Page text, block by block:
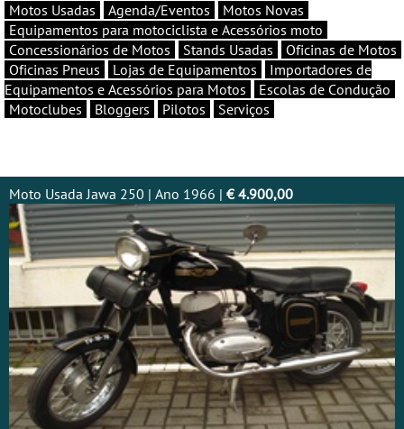
Motos Usadas Agenda/Eventos
Motos Novas
Equipamentos para motociclista e Acessórios moto
Concessionários de Motos
Stands Usadas
Oficinas de Motos
Oficinas Pneus
Lojas de Equipamentos
Importadores de
Equipamentos e Acessórios para Motos
Escolas de Condução
Motoclubes
Bloggers Pilotos Serviços
Moto Usada Jawa 250 | Ano 1966 | € 4.900,00